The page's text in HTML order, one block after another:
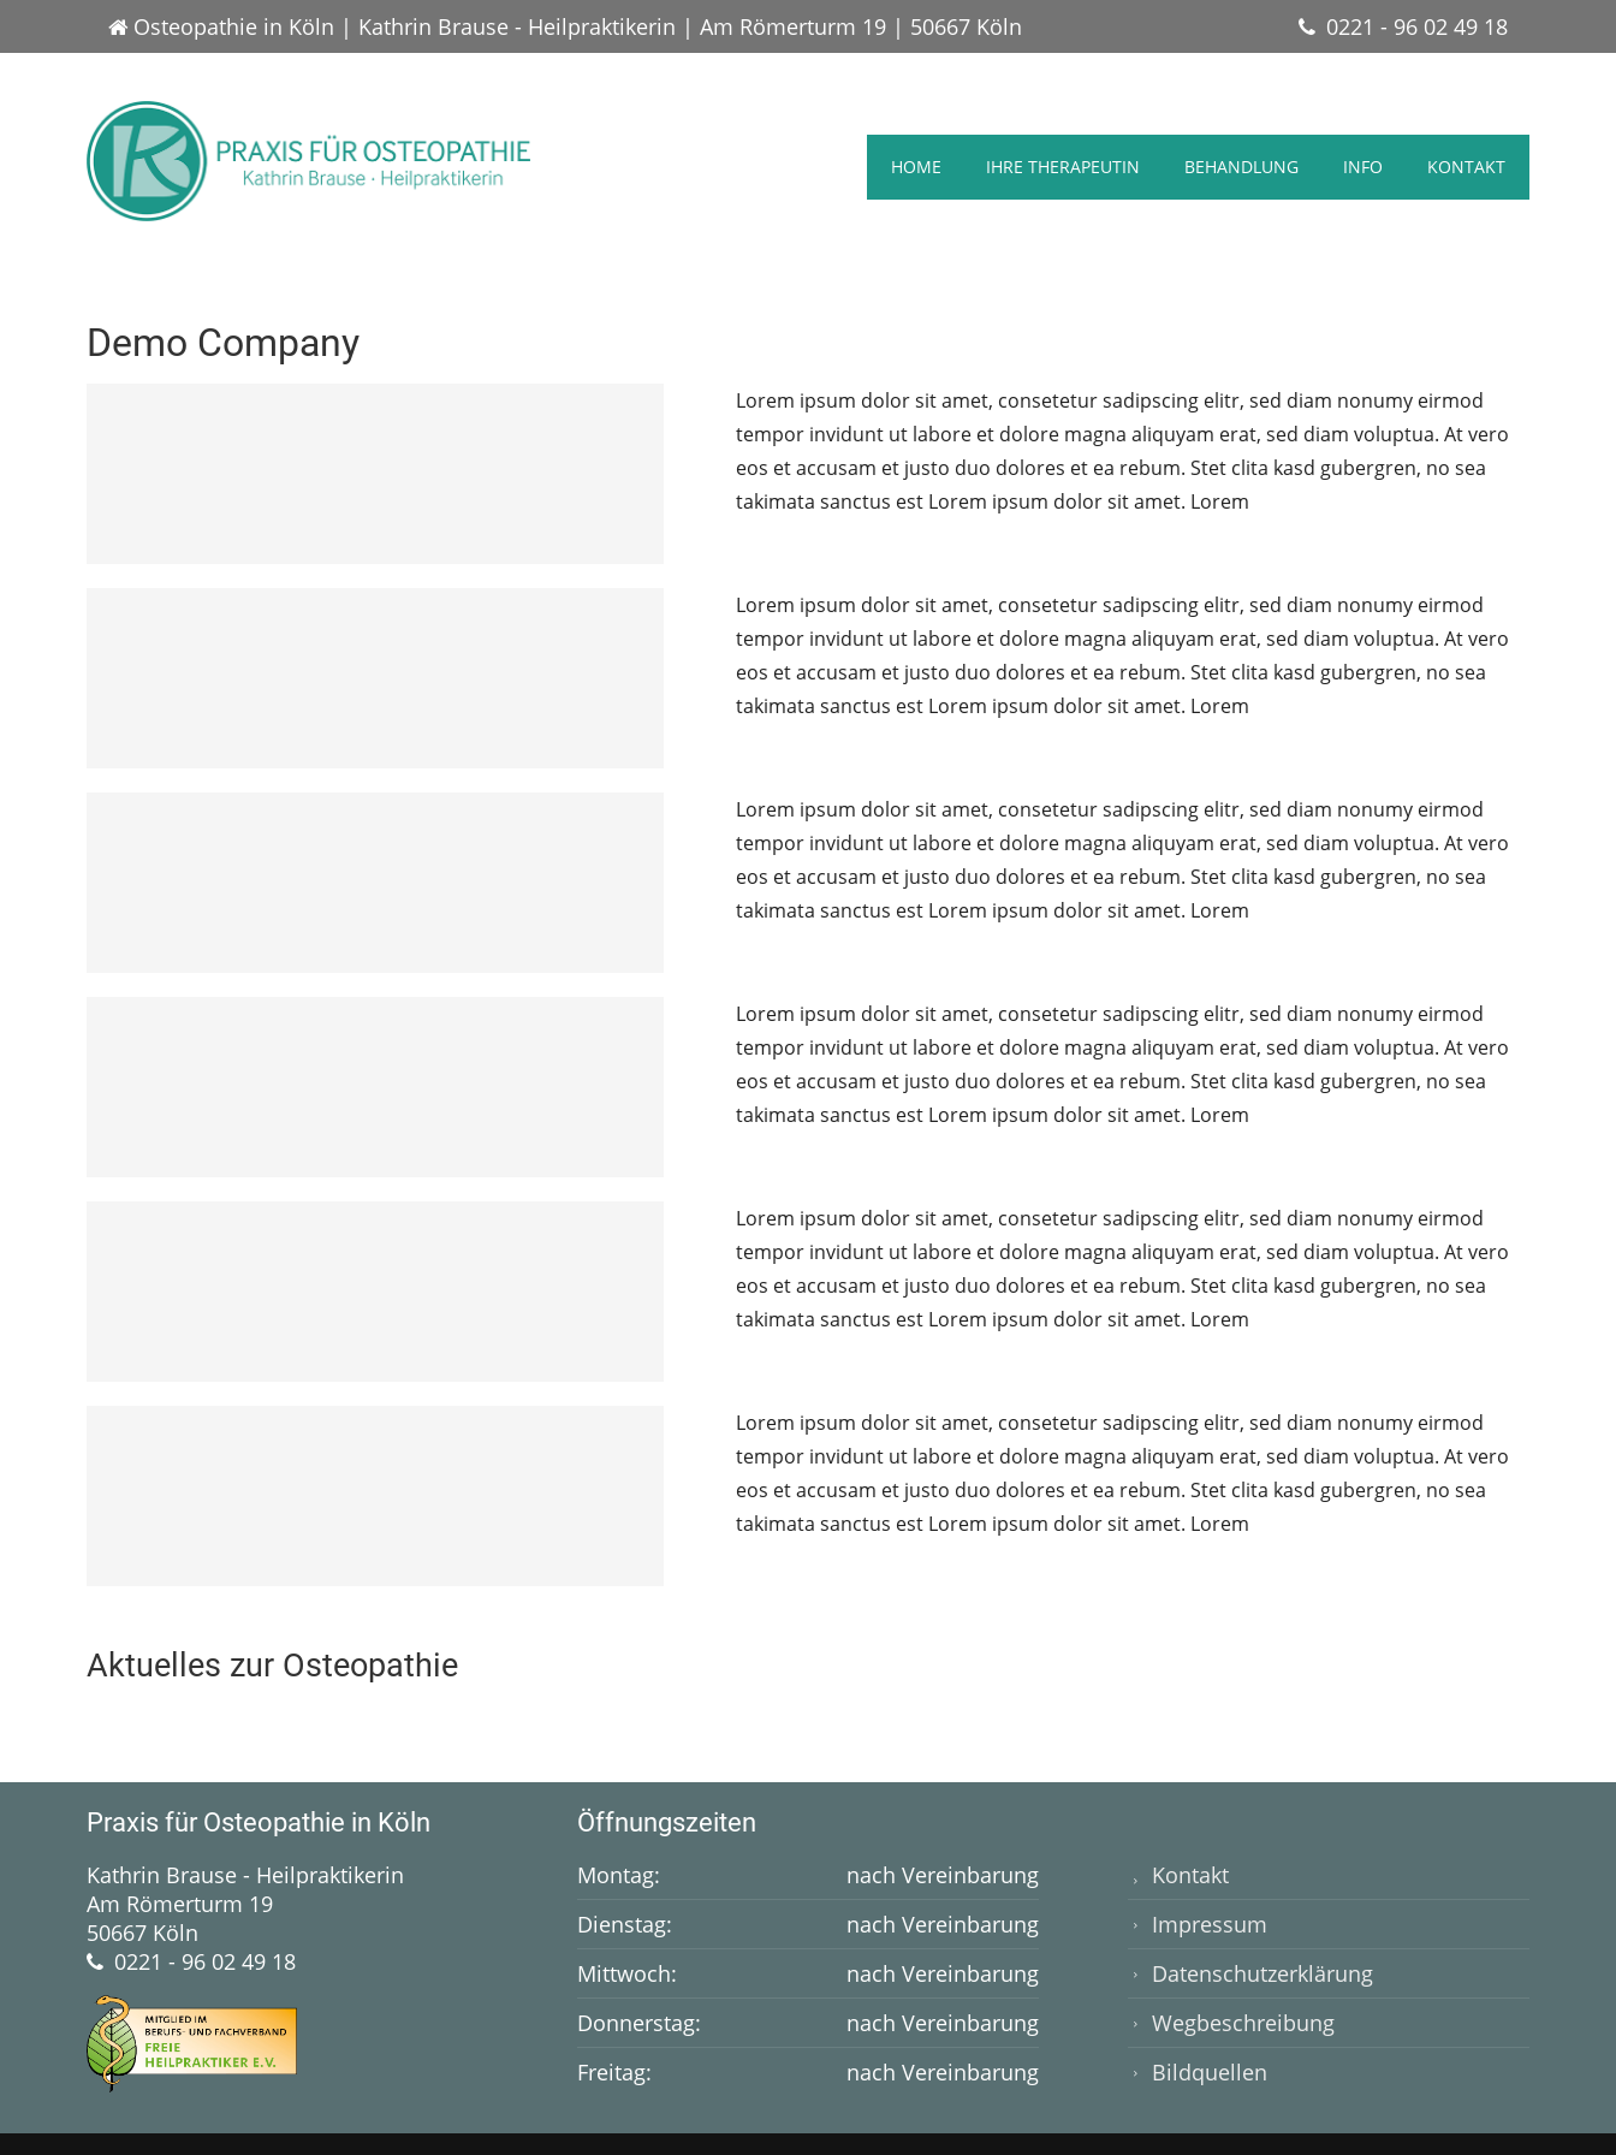
Osteopathie in Köln | Kathrin Brause - Heilpraktikerin | Am Römerturm 19 | 50667 Köln 0221 - 96 02 49 18
HOME IHRE THERAPEUTIN BEHANDLUNG INFO KONTAKT
Demo Company
Lorem ipsum dolor sit amet, consetetur sadipscing elitr, sed diam nonumy eirmod
tempor invidunt ut labore et dolore magna aliquyam erat, sed diam voluptua. At vero
eos et accusam et justo duo dolores et ea rebum. Stet clita kasd gubergren, no sea
takimata sanctus est Lorem ipsum dolor sit amet. Lorem
Lorem ipsum dolor sit amet, consetetur sadipscing elitr, sed diam nonumy eirmod
tempor invidunt ut labore et dolore magna aliquyam erat, sed diam voluptua. At vero
eos et accusam et justo duo dolores et ea rebum. Stet clita kasd gubergren, no sea
takimata sanctus est Lorem ipsum dolor sit amet. Lorem
Lorem ipsum dolor sit amet, consetetur sadipscing elitr, sed diam nonumy eirmod
tempor invidunt ut labore et dolore magna aliquyam erat, sed diam voluptua. At vero
eos et accusam et justo duo dolores et ea rebum. Stet clita kasd gubergren, no sea
takimata sanctus est Lorem ipsum dolor sit amet. Lorem
Lorem ipsum dolor sit amet, consetetur sadipscing elitr, sed diam nonumy eirmod
tempor invidunt ut labore et dolore magna aliquyam erat, sed diam voluptua. At vero
eos et accusam et justo duo dolores et ea rebum. Stet clita kasd gubergren, no sea
takimata sanctus est Lorem ipsum dolor sit amet. Lorem
Lorem ipsum dolor sit amet, consetetur sadipscing elitr, sed diam nonumy eirmod
tempor invidunt ut labore et dolore magna aliquyam erat, sed diam voluptua. At vero
eos et accusam et justo duo dolores et ea rebum. Stet clita kasd gubergren, no sea
takimata sanctus est Lorem ipsum dolor sit amet. Lorem
Lorem ipsum dolor sit amet, consetetur sadipscing elitr, sed diam nonumy eirmod
tempor invidunt ut labore et dolore magna aliquyam erat, sed diam voluptua. At vero
eos et accusam et justo duo dolores et ea rebum. Stet clita kasd gubergren, no sea
takimata sanctus est Lorem ipsum dolor sit amet. Lorem
Aktuelles zur Osteopathie
Praxis für Osteopathie in Köln
Kathrin Brause - Heilpraktikerin
Am Römerturm 19
50667 Köln
0221 - 96 02 49 18
Öffnungszeiten
Montag:
nach Vereinbarung
Dienstag:
nach Vereinbarung
Mittwoch:
nach Vereinbarung
Donnerstag:
nach Vereinbarung
Freitag:
nach Vereinbarung
Kontakt
Impressum
Datenschutzerklärung
Wegbeschreibung
Bildquellen